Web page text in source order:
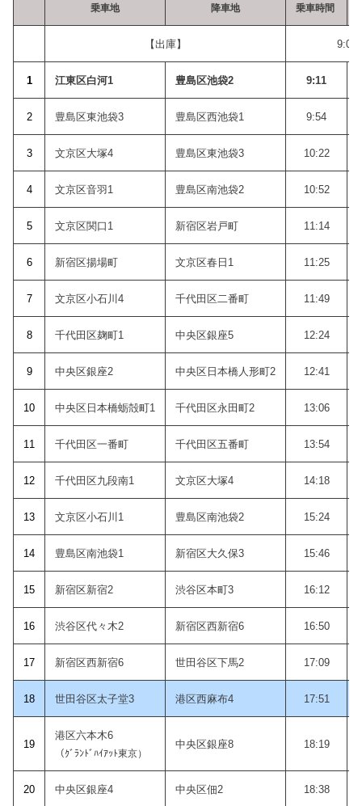
乗車地 降車地 乗車時間
【出庫】 9:03
1 江東区白河1 豊島区池袋2 9:11
2 豊島区東池袋3 豊島区西池袋1 9:54
3 文京区大塚4 豊島区東池袋3 10:22
4 文京区音羽1 豊島区南池袋2 10:52
5 文京区関口1 新宿区岩戸町 11:14
6 新宿区揚場町 文京区春日1 11:25
7 文京区小石川4 千代田区二番町 11:49
8 千代田区麹町1 中央区銀座5 12:24
9 中央区銀座2 中央区日本橋人形町2 12:41
10 中央区日本橋蛎殻町1 千代田区永田町2 13:06
11 千代田区一番町 千代田区五番町 13:54
12 千代田区九段南1 文京区大塚4 14:18
13 文京区小石川1 豊島区南池袋2 15:24
14 豊島区南池袋1 新宿区大久保3 15:46
15 新宿区新宿2 渋谷区本町3 16:12
16 渋谷区代々木2 新宿区西新宿6 16:50
17 新宿区西新宿6 世田谷区下馬2 17:09
18 世田谷区太子堂3 港区西麻布4 17:51
19
港区六本木6
（ｸﾞﾗﾝﾄﾞﾊｲｱｯﾄ東京）
中央区銀座8 18:19
20 中央区銀座4 中央区佃2 18:38